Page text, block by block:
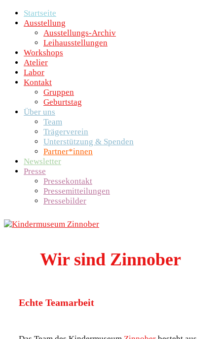
Startseite
Ausstellung
Ausstellungs-Archiv
Leihausstellungen
Workshops
Atelier
Labor
Kontakt
Gruppen
Geburtstag
Über uns
Team
Trägerverein
Unterstützung & Spenden
Partner*innen
Newsletter
Presse
Pressekontakt
Pressemitteilungen
Pressebilder
Wir sind Zinnober
Echte Teamarbeit